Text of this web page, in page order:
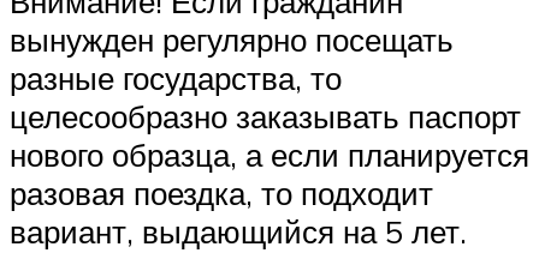
вынужден регулярно посещать
разные государства, то
целесообразно заказывать паспорт
нового образца, а если планируется
разовая поездка, то подходит
вариант, выдающийся на 5 лет.